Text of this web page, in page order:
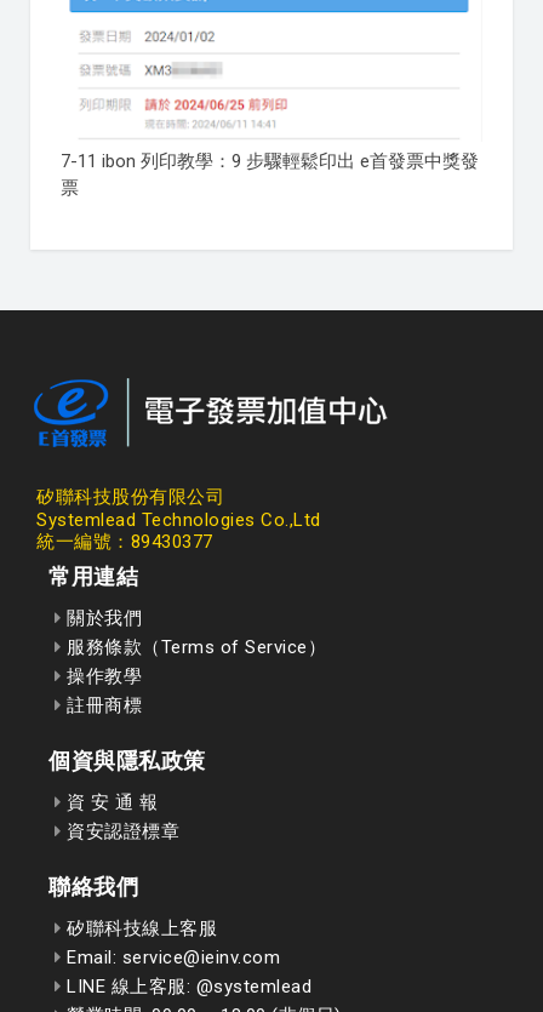
7-11 ibon 列印教學：9 步驟輕鬆印出 e首發票中獎發
票
矽聯科技股份有限公司
Systemlead Technologies Co.,Ltd
統一編號：89430377
常用連結
關於我們
服務條款（Terms of Service）
操作教學
註冊商標
個資與隱私政策
資 安 通 報
資安認證標章
聯絡我們
矽聯科技線上客服
Email: service@ieinv.com
LINE 線上客服: @systemlead